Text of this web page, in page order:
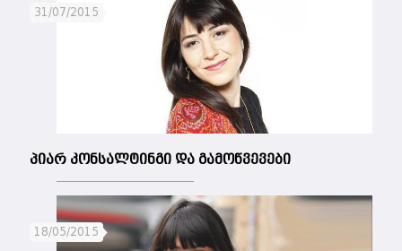
31/07/2015
პიარ კონსალტინგი და გამოწვევები
18/05/2015